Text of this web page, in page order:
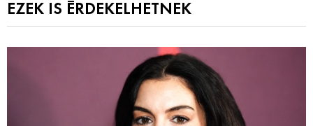
EZEK IS ÉRDEKELHETNEK